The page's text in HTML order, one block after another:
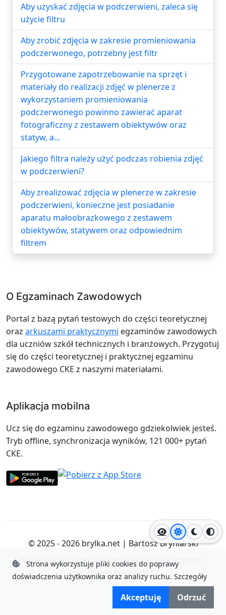
Jasny motyw
Ciemny
Aby uzyskać zdjęcia w podczerwieni, zaleca się
użycie filtru
Aby zrobić zdjęcia w zakresie promieniowania
podczerwonego, potrzebny jest filtr
Przygotowane zapotrzebowanie na sprzęt i
materiały do realizacji zdjęć w plenerze z
wykorzystaniem promieniowania
podczerwonego powinno zawierać aparat
fotograficzny z zestawem obiektywów oraz
statyw, a...
Jakiego filtra należy użyć podczas robienia zdjęć
w podczerwieni?
Aby zrealizować zdjęcia w plenerze w zakresie
podczerwieni, konieczne jest posiadanie
aparatu małoobrazkowego z zestawem
obiektywów, statywem oraz odpowiednim
filtrem
O Egzaminach Zawodowych
Portal z bazą pytań testowych do części teoretycznej
oraz arkuszami praktycznymi egzaminów zawodowych
dla uczniów szkół technicznych i branżowych. Przygotuj
się do części teoretycznej i praktycznej egzaminu
zawodowego CKE z naszymi materiałami.
Aplikacja mobilna
Ucz się do egzaminu zawodowego gdziekolwiek jesteś.
Tryb offline, synchronizacja wyników, 121 000+ pytań
CKE.
© 2025 - 2026 brylka.net| Bartosz Bryniarski
Kwalifikacje|Słownik|Blog|Opinie|Dokumenty
Regulamin|Prywatność
Strona wykorzystuje pliki cookies do poprawy
doświadczenia użytkownika oraz analizy ruchu. Szczegóły
Akceptuję Odrzuć